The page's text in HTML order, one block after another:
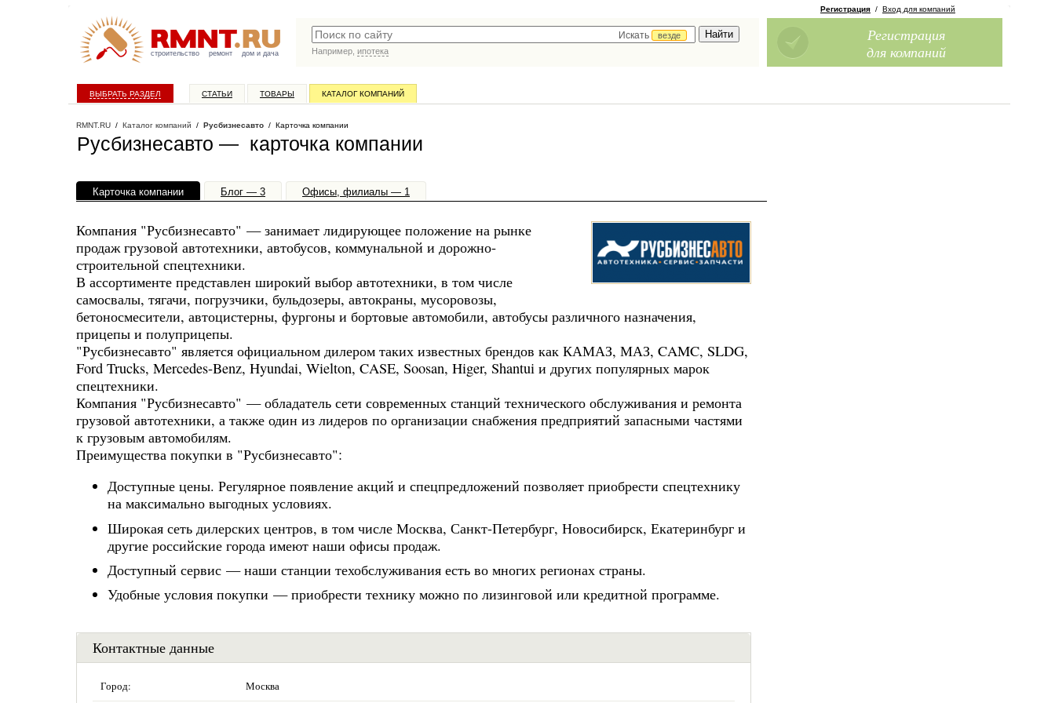
строительство ремонт дом и дача
Искать
везде
Например, ипотека
Регистрация / Вход для компаний
Регистрация
для компаний
ВЫБРАТЬ РАЗДЕЛ СТАТЬИ ТОВАРЫ КАТАЛОГ КОМПАНИЙ
RMNT.RU / Каталог компаний / Русбизнесавто / Карточка компании
Русбизнесавто — карточка компании
Карточка компании Блог — 3 Офисы, филиалы — 1
Компания "Русбизнесавто" — занимает лидирующее положение на рынке
продаж грузовой автотехники, автобусов, коммунальной и дорожно-
строительной спецтехники.
В ассортименте представлен широкий выбор автотехники, в том числе
самосвалы, тягачи, погрузчики, бульдозеры, автокраны, мусоровозы,
бетоносмесители, автоцистерны, фургоны и бортовые автомобили, автобусы различного назначения,
прицепы и полуприцепы.
"Русбизнесавто" является официальном дилером таких известных брендов как КАМАЗ, МАЗ, CAMC, SLDG,
Ford Trucks, Mercedes-Benz, Hyundai, Wielton, CASE, Soosan, Higer, Shantui и других популярных марок
спецтехники.
Компания "Русбизнесавто" — обладатель сети современных станций технического обслуживания и ремонта
грузовой автотехники, а также один из лидеров по организации снабжения предприятий запасными частями
к грузовым автомобилям.
Преимущества покупки в "Русбизнесавто":
Доступные цены. Регулярное появление акций и спецпредложений позволяет приобрести спецтехнику
на максимально выгодных условиях.
Широкая сеть дилерских центров, в том числе Москва, Санкт-Петербург, Новосибирск, Екатеринбург и
другие российские города имеют наши офисы продаж.
Доступный сервис — наши станции техобслуживания есть во многих регионах страны.
Удобные условия покупки — приобрести технику можно по лизинговой или кредитной программе.
Контактные данные
Город: Москва